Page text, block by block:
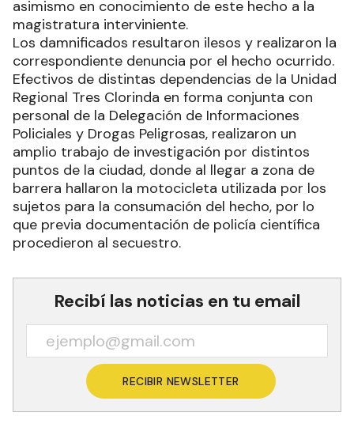
asimismo en conocimiento de este hecho a la
magistratura interviniente.
Los damnificados resultaron ilesos y realizaron la
correspondiente denuncia por el hecho ocurrido.
Efectivos de distintas dependencias de la Unidad
Regional Tres Clorinda en forma conjunta con
personal de la Delegación de Informaciones
Policiales y Drogas Peligrosas, realizaron un
amplio trabajo de investigación por distintos
puntos de la ciudad, donde al llegar a zona de
barrera hallaron la motocicleta utilizada por los
sujetos para la consumación del hecho, por lo
que previa documentación de policía científica
procedieron al secuestro.
Recibí las noticias en tu email
RECIBIR NEWSLETTER